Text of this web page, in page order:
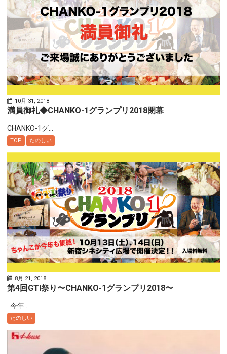
10月 31, 2018
満員御礼◆CHANKO-1グランプリ2018閉幕
CHANKO-1グ...
TOP たのしい
8月 21, 2018
第4回GTI祭り〜CHANKO-1グランプリ2018〜
今年...
たのしい